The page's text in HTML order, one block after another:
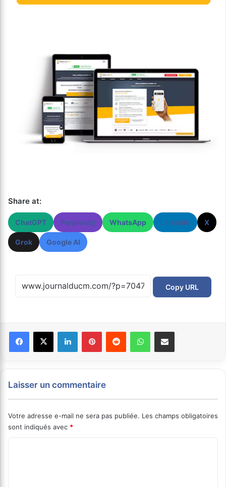
Share at:
ChatGPT Perplexity WhatsApp LinkedIn X
Grok Google AI
Copy URL
Laisser un commentaire
Votre adresse e-mail ne sera pas publiée. Les champs obligatoires
sont indiqués avec *